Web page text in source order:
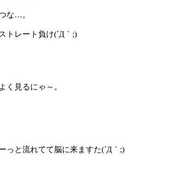
な…。
トレート負け(´Д｀;)
く見るにゃ～。
っと流れてて脳に来ますた(´Д｀;)